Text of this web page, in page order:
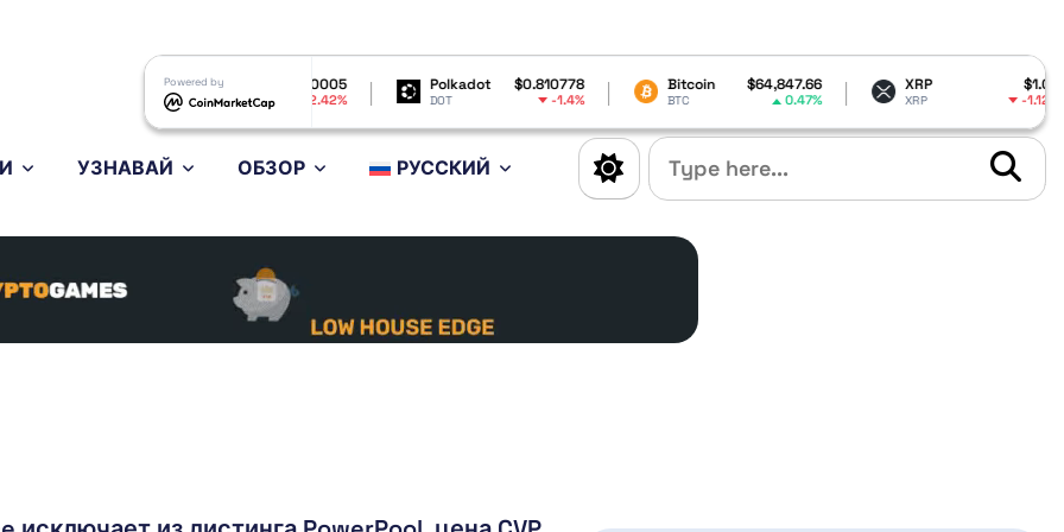
Powered by
Shiba Inu $0.000005
-2.42%
Polkadot $0.810778 Bitcoin $64,847.66 XRP
УЗНАВАЙ ОБЗОР РУССКИЙ